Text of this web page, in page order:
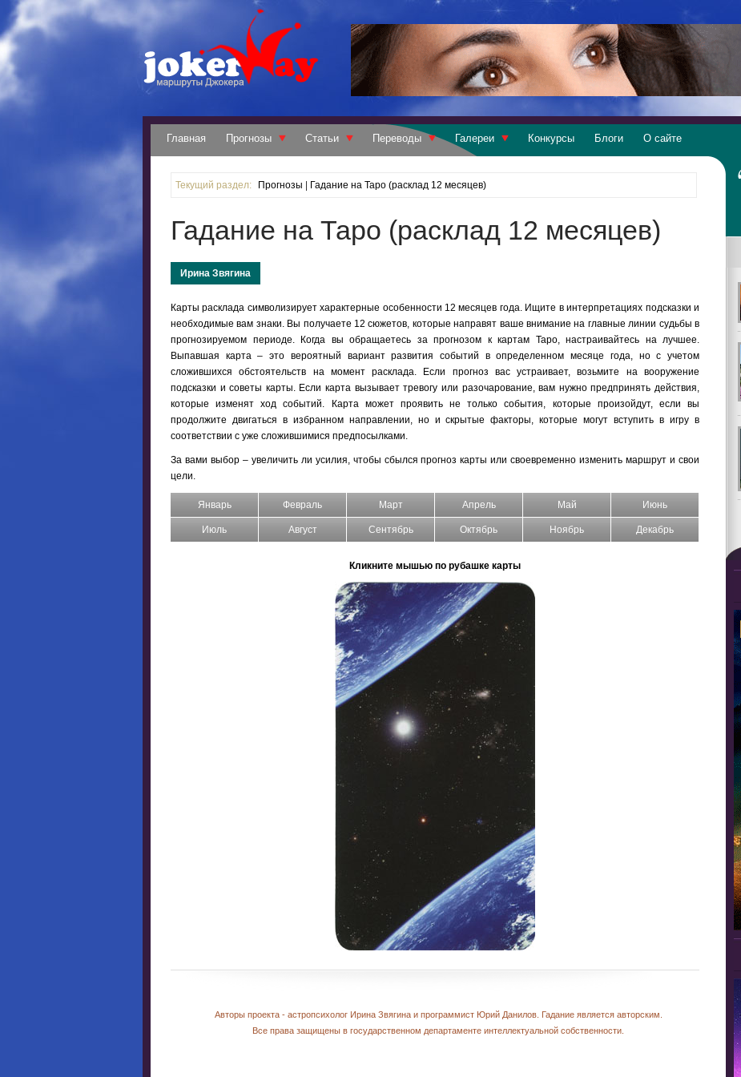
Главная Прогнозы Статьи Переводы Галереи Конкурсы Блоги О сайте
Текущий раздел: Прогнозы Гадание на Таро (расклад 12 месяцев)
Гадание на Таро (расклад 12 месяцев)
Ирина Звягина
Карты расклада символизирует характерные особенности 12 месяцев года. Ищите в интерпретациях подсказки и
необходимые вам знаки. Вы получаете 12 сюжетов, которые направят ваше внимание на главные линии судьбы в
прогнозируемом периоде. Когда вы обращаетесь за прогнозом к картам Таро, настраивайтесь на лучшее.
Выпавшая карта – это вероятный вариант развития событий в определенном месяце года, но с учетом
сложившихся обстоятельств на момент расклада. Если прогноз вас устраивает, возьмите на вооружение
подсказки и советы карты. Если карта вызывает тревогу или разочарование, вам нужно предпринять действия,
которые изменят ход событий. Карта может проявить не только события, которые произойдут, если вы
продолжите двигаться в избранном направлении, но и скрытые факторы, которые могут вступить в игру в
соответствии с уже сложившимися предпосылками.
За вами выбор – увеличить ли усилия, чтобы сбылся прогноз карты или своевременно изменить маршрут и свои
цели.
Январь Февраль Март Апрель Май Июнь
Июль Август Сентябрь Октябрь Ноябрь Декабрь
Кликните мышью по рубашке карты
Авторы проекта - астропсихолог Ирина Звягина и программист Юрий Данилов. Гадание является авторским.
Все права защищены в государственном департаменте интеллектуальной собственности.